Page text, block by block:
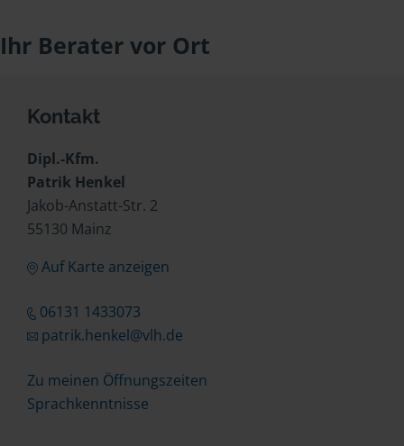
Ihr Berater vor Ort
Kontakt
Dipl.-Kfm.
Patrik Henkel
Jakob-Anstatt-Str. 2
55130 Mainz
Auf Karte anzeigen
06131 1433073
patrik.henkel@vlh.de
Zu meinen Öffnungszeiten
Sprachkenntnisse